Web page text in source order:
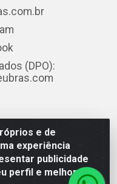
e de
experiência
publicidade
perfil e melhorar a
(DPO):
82 - Prazeres,
54.335-000 - CNPJ
Comércio de Pneus